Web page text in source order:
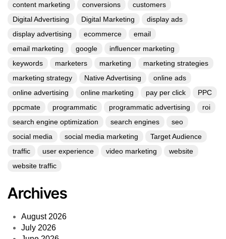
content marketing
conversions
customers
Digital Advertising
Digital Marketing
display ads
display advertising
ecommerce
email
email marketing
google
influencer marketing
keywords
marketers marketing
marketing strategies
marketing strategy
Native Advertising
online ads
online advertising
online marketing pay per click
PPC
ppcmate
programmatic programmatic advertising
roi
search engine optimization
search engines
seo
social media
social media marketing
Target Audience
traffic
user experience video marketing
website
website traffic
Archives
August 2026
July 2026